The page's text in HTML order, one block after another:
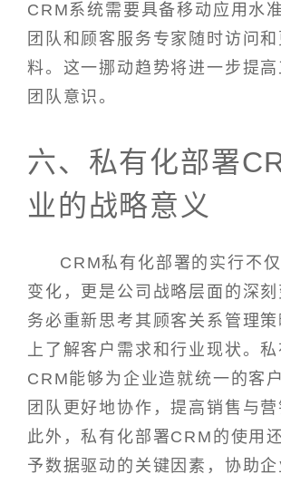
CRM系统需要具备移动应用水
团队和顾客服务专家随时访问
料。这一挪动趋势将进一步提高
团队意识。
六、私有化部署
业的战略意义
CRM私有化部署的实行不
变化，更是公司战略层面的深刻
务必重新思考其顾客关系管理
上了解客户需求和行业现状。
CRM能够为企业造就统一的客
团队更好地协作，提高销售与营
此外，私有化部署CRM的使用
予数据驱动的关键因素，协助